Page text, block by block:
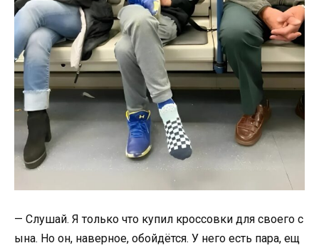
— Слушай. Я только что купил кроссовки для своего с
ына. Но он, наверное, обойдётся. У него есть пара, ещ